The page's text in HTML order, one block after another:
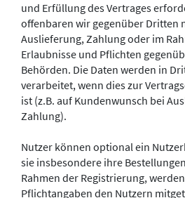
und Erfüllung des Vertrages
offenbaren wir gegenüber Dritten
Auslieferung, Zahlung oder im
Erlaubnisse und Pflichten
Behörden. Die Daten werden in
verarbeitet, wenn dies zur
ist (z.B. auf Kundenwunsch bei
Zahlung).
Nutzer können optional ein
sie insbesondere ihre
Rahmen der Registrierung,
Pflichtangaben den Nutzern